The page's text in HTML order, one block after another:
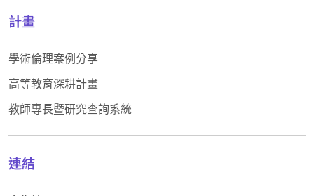
計畫
學術倫理案例分享
高等教育深耕計畫
教師專長暨研究查詢系統
連結